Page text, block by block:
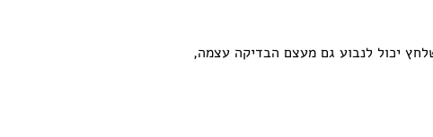
יכול לנבוע גם מעצם הבדיקה עצמה,